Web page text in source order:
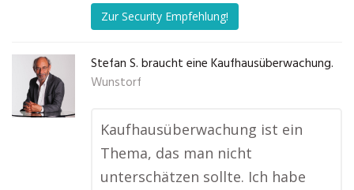
Zur Security Empfehlung!
Stefan S. braucht eine Kaufhausüberwachung.
Wunstorf
Kaufhausüberwachung ist ein
Thema, das man nicht
unterschätzen sollte. Ich habe